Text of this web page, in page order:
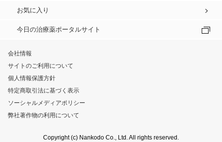
お気に入り
今日の治療薬ポータルサイト
会社情報
サイトのご利用について
個人情報保護方針
特定商取引法に基づく表示
ソーシャルメディアポリシー
弊社著作物の利用について
Copyright (c) Nankodo Co., Ltd. All rights reserved.